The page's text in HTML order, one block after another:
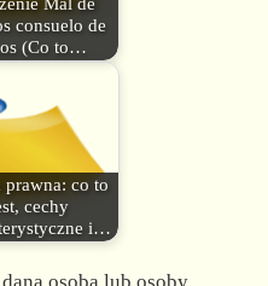
Mal de
consuelo de
(Co to…
prawna: co to
cechy
i…